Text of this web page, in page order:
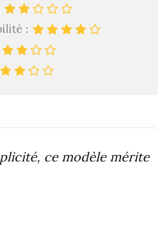
:
ce modèle mérite